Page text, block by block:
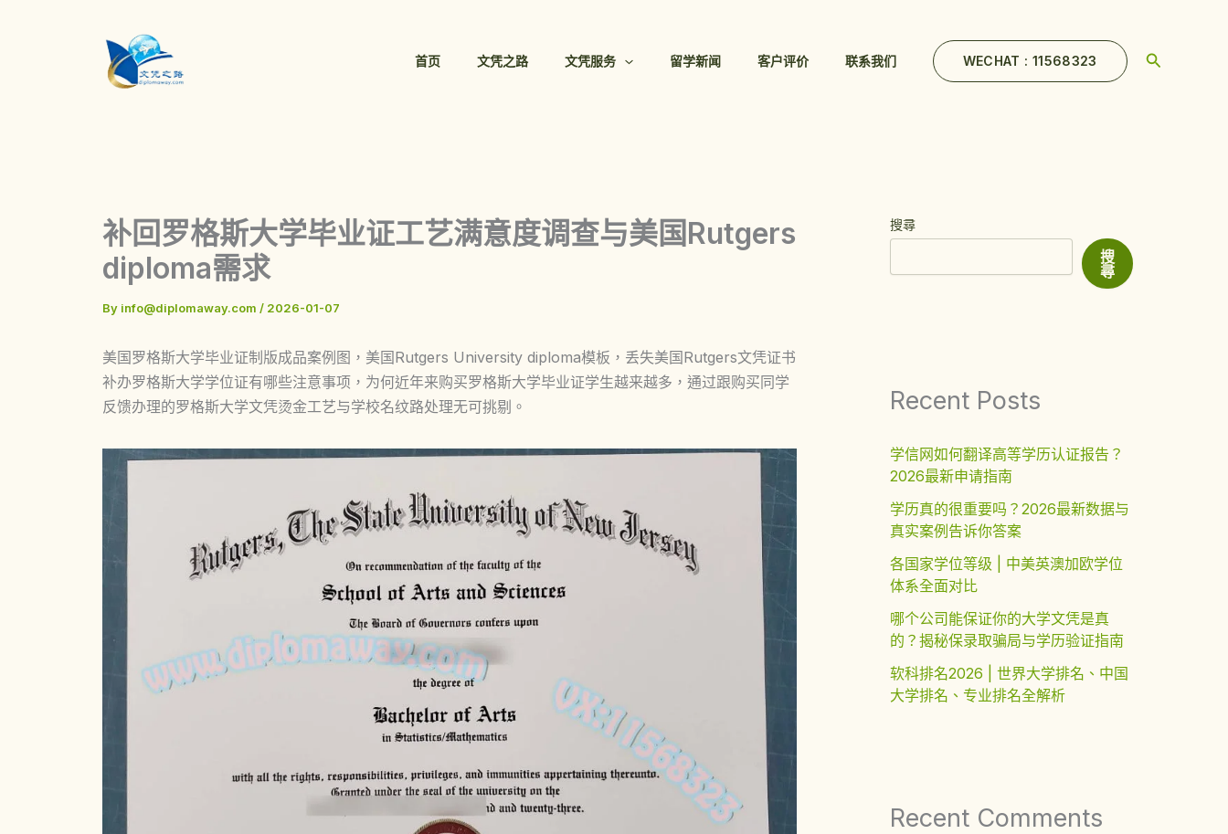
首页 文凭之路 文凭服务 留学新闻 客户评价 联系我们 WECHAT : 11568323 Search
补回罗格斯大学毕业证工艺满意度调查与美国Rutgers
diploma需求
By info@diplomaway.com / 2026-01-07
美国罗格斯大学毕业证制版成品案例图，美国Rutgers University diploma模板，丢失美国Rutgers文凭证书
补办罗格斯大学学位证有哪些注意事项，为何近年来购买罗格斯大学毕业证学生越来越多，通过跟购买同学
反馈办理的罗格斯大学文凭烫金工艺与学校名纹路处理无可挑剔。
搜尋
搜
尋
Recent Posts
学信网如何翻译高等学历认证报告？
2026最新申请指南
学历真的很重要吗？2026最新数据与
真实案例告诉你答案
各国家学位等级 | 中美英澳加欧学位
体系全面对比
哪个公司能保证你的大学文凭是真
的？揭秘保录取骗局与学历验证指南
软科排名2026 | 世界大学排名、中国
大学排名、专业排名全解析
Recent Comments